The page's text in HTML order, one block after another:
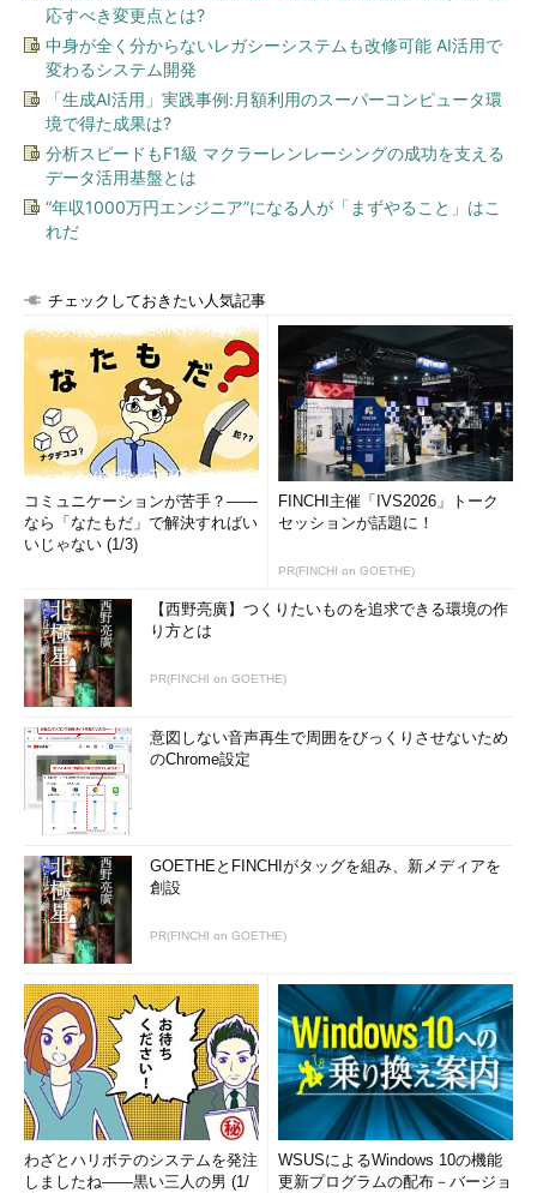
応すべき変更点とは?
中身が全く分からないレガシーシステムも改修可能 AI活用で
変わるシステム開発
「生成AI活用」実践事例:月額利用のスーパーコンピュータ環
境で得た成果は?
分析スピードもF1級 マクラーレンレーシングの成功を支える
データ活用基盤とは
“年収1000万円エンジニア”になる人が「まずやること」はこ
れだ
チェックしておきたい人気記事
コミュニケーションが苦手？――
なら「なたもだ」で解決すればい
いじゃない (1/3)
FINCHI主催「IVS2026」トーク
セッションが話題に！
PR(FINCHI on GOETHE)
【西野亮廣】つくりたいものを追求できる環境の作
り方とは
PR(FINCHI on GOETHE)
意図しない音声再生で周囲をびっくりさせないため
のChrome設定
GOETHEとFINCHIがタッグを組み、新メディアを
創設
PR(FINCHI on GOETHE)
わざとハリボテのシステムを発注
しましたね――黒い三人の男 (1/
WSUSによるWindows 10の機能
更新プログラムの配布－バージョ